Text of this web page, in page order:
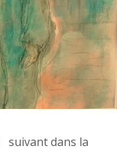
suivant dans la